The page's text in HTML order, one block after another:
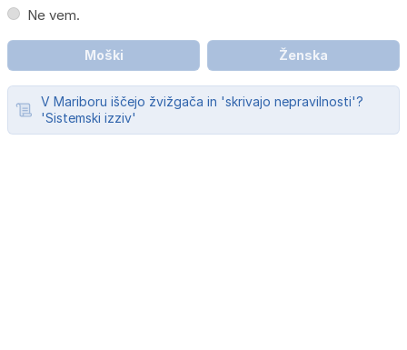
Ne vem.
Moški Ženska
V Mariboru iščejo žvižgača in 'skrivajo nepravilnosti'?
'Sistemski izziv'